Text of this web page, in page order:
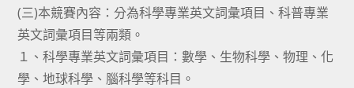
(三)本競賽內容：分為科學專業英文詞彙項目、科普專業
英文詞彙項目等兩類。
１、科學專業英文詞彙項目：數學、生物科學、物理、化
學、地球科學、腦科學等科目。